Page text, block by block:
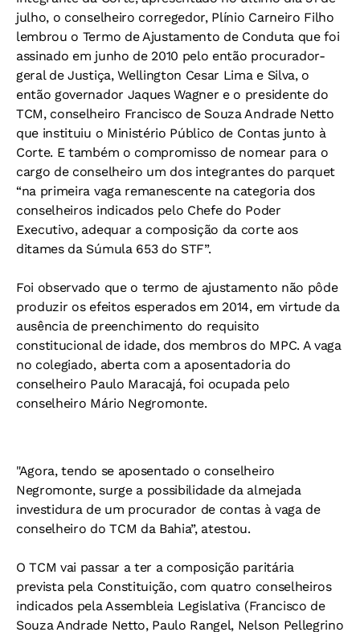
julho, o conselheiro corregedor, Plínio Carneiro Filho
lembrou o Termo de Ajustamento de Conduta que foi
assinado em junho de 2010 pelo então procurador-
geral de Justiça, Wellington Cesar Lima e Silva, o
então governador Jaques Wagner e o presidente do
TCM, conselheiro Francisco de Souza Andrade Netto
que instituiu o Ministério Público de Contas junto à
Corte. E também o compromisso de nomear para o
cargo de conselheiro um dos integrantes do parquet
“na primeira vaga remanescente na categoria dos
conselheiros indicados pelo Chefe do Poder
Executivo, adequar a composição da corte aos
ditames da Súmula 653 do STF”.
Foi observado que o termo de ajustamento não pôde
produzir os efeitos esperados em 2014, em virtude da
ausência de preenchimento do requisito
constitucional de idade, dos membros do MPC. A vaga
no colegiado, aberta com a aposentadoria do
conselheiro Paulo Maracajá, foi ocupada pelo
conselheiro Mário Negromonte.
"Agora, tendo se aposentado o conselheiro
Negromonte, surge a possibilidade da almejada
investidura de um procurador de contas à vaga de
conselheiro do TCM da Bahia”, atestou.
O TCM vai passar a ter a composição paritária
prevista pela Constituição, com quatro conselheiros
indicados pela Assembleia Legislativa (Francisco de
Souza Andrade Netto, Paulo Rangel, Nelson Pellegrino